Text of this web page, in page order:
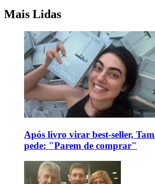
Mais Lidas
Após livro virar best-seller,
pede: "Parem de comprar"